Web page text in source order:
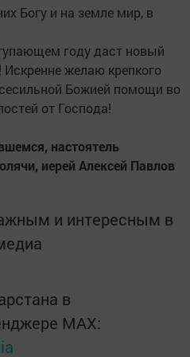
Богу и на земле мир, в
году даст новый
желаю крепкого
Божией помощи во
от Господа!
настоятель
иерей Алексей Павлов
и интересным в
в
MАХ: